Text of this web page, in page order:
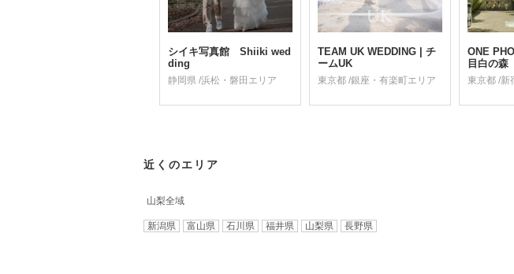
シイキ写真館 Shiiki wed
ding
静岡県 /浜松・磐田エリア
TEAM UK WEDDING | チ
ームUK
東京都 /銀座・有楽町エリア
ONE
目白の森
東京都 /新
近くのエリア
山梨全域
新潟県 富山県 石川県 福井県 山梨県 長野県